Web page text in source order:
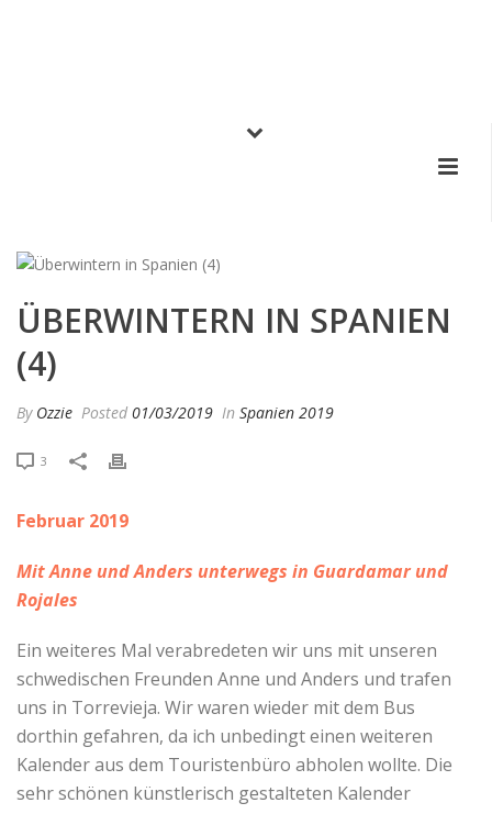
ÜBERWINTERN IN SPANIEN
(4)
By Ozzie Posted 01/03/2019 In Spanien 2019
3
Februar 2019
Mit Anne und Anders unterwegs in Guardamar und
Rojales
Ein weiteres Mal verabredeten wir uns mit unseren
schwedischen Freunden Anne und Anders und trafen
uns in Torrevieja. Wir waren wieder mit dem Bus
dorthin gefahren, da ich unbedingt einen weiteren
Kalender aus dem Touristenbüro abholen wollte. Die
sehr schönen künstlerisch gestalteten Kalender